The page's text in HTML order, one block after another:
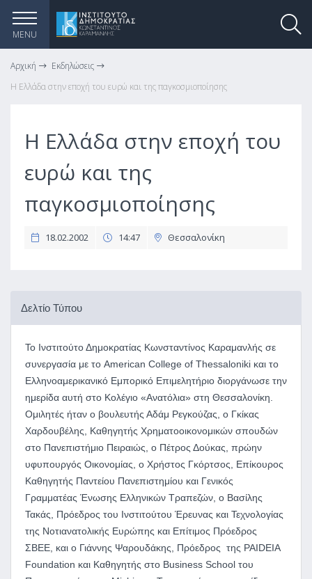
MENU
Αρχική
Εκδηλώσεις
Η Ελλάδα στην εποχή του ευρώ και της παγκοσμιοποίησης
Η Ελλάδα στην εποχή του
ευρώ και της
παγκοσμιοποίησης
18.02.2002 14:47 Θεσσαλονίκη
Δελτίο Τύπου
Το Ινστιτούτο Δημοκρατίας Κωνσταντίνος Καραμανλής σε
συνεργασία με το American College of Thessaloniki και το
Ελληνοαμερικανικό Εμπορικό Επιμελητήριο διοργάνωσε την
ημερίδα αυτή στο Κολέγιο «Ανατόλια» στη Θεσσαλονίκη.
Ομιλητές ήταν ο βουλευτής Αδάμ Ρεγκούζας, ο Γκίκας
Χαρδουβέλης, Καθηγητής Χρηματοοικονομικών σπουδών
στο Πανεπιστήμιο Πειραιώς, ο Πέτρος Δούκας, πρώην
υφυπουργός Οικονομίας, ο Χρήστος Γκόρτσος, Επίκουρος
Καθηγητής Παντείου Πανεπιστημίου και Γενικός
Γραμματέας Ένωσης Ελληνικών Τραπεζών, ο Βασίλης
Τακάς, Πρόεδρος του Ινστιτούτου Έρευνας και Τεχνολογίας
της Νοτιανατολικής Ευρώπης και Επίτιμος Πρόεδρος
ΣΒΕΕ, και ο Γιάννης Ψαρουδάκης, Πρόεδρος της PAIDEIA
Foundation και Καθηγητής στο Business School του